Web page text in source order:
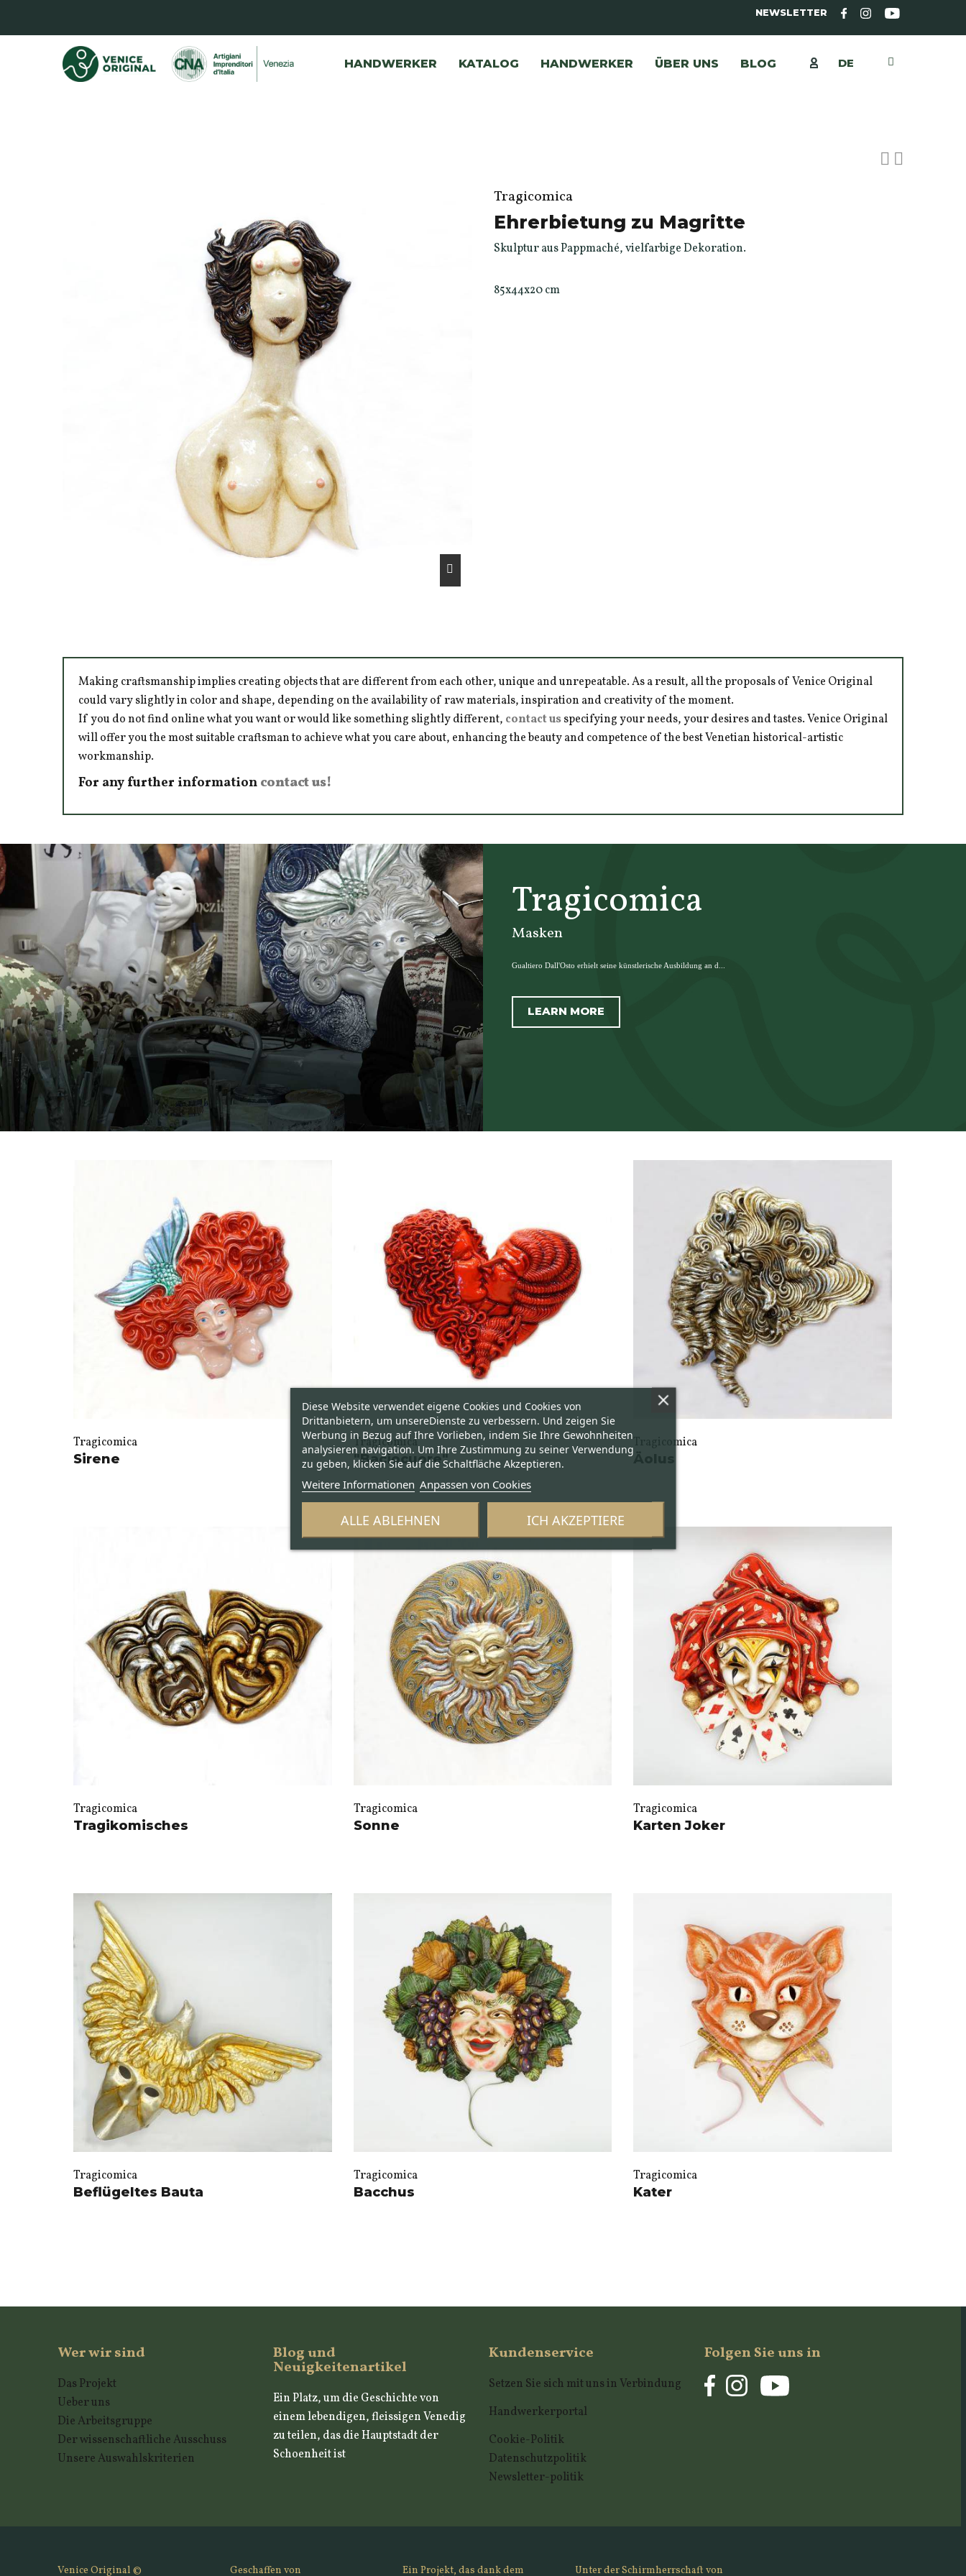
NEWSLETTER
HANDWERKER KATALOG HANDWERKER ÜBER UNS BLOG DE
Tragicomica
Ehrerbietung zu Magritte
Skulptur aus Pappmaché, vielfarbige Dekoration.
85x44x20 cm
Making craftsmanship implies creating objects that are different from each other, unique and unrepeatable. As a result, all the proposals of Venice Original
could vary slightly in color and shape, depending on the availability of raw materials, inspiration and creativity of the moment.
If you do not find online what you want or would like something slightly different, contact usspecifying your needs, your desires and tastes. Venice Original
will offer you the most suitable craftsman to achieve what you care about, enhancing the beauty and competence of the best Venetian historical-artistic
workmanship.
For any further information contact us!
Tragicomica
Masken
Gualtiero Dall'Osto erhielt seine künstlerische Ausbildung an d...
LEARN MORE
Tragicomica
Sirene
Tragicomica
"Baciocuore"
Tragicomica
Tragicomica
Tragikomisches
Tragicomica
Sonne
Tragicomica
Karten Joker
Tragicomica
Beflügeltes Bauta
Tragicomica
Bacchus
Tragicomica
Kater
Wer wir sind
Das Projekt
Ueber uns
Die Arbeitsgruppe
Der wissenschaftliche Ausschuss
Unsere Auswahlskriterien
Blog und
Neuigkeitenartikel
Ein Platz, um die Geschichte von
einem lebendigen, fleissigen Venedig
zu teilen, das die Hauptstadt der
Schoenheit ist
Kundenservice
Setzen Sie sich mit uns in Verbindung
Handwerkerportal
Cookie-Politik
Datenschutzpolitik
Newsletter-politik
Folgen Sie uns in
Venice Original © Geschaffen von Ein Projekt, das dank dem Unter der Schirmherrschaft von
Diese Website verwendet eigene Cookies und Cookies von
Drittanbietern, um unsereDienste zu verbessern. Und zeigen Sie
Werbung in Bezug auf Ihre Vorlieben, indem Sie Ihre Gewohnheiten
analysieren navigation. Um Ihre Zustimmung zu seiner Verwendung
zu geben, klicken Sie auf die Schaltfläche Akzeptieren.
Weitere Informationen Anpassen von Cookies
ALLE ABLEHNEN ICH AKZEPTIERE